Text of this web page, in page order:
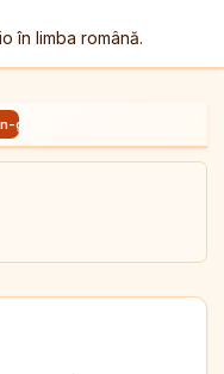
în limba română.
gene de Victorien Sardou
X
Reddit
link-ul